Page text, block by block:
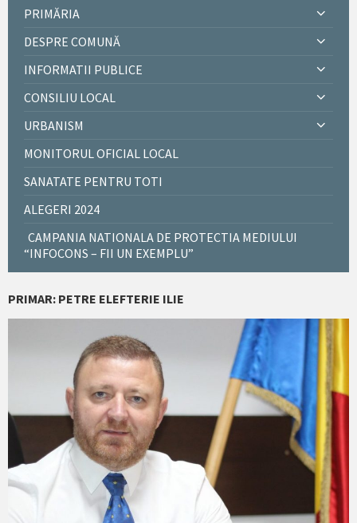
PRIMĂRIA
DESPRE COMUNĂ
INFORMATII PUBLICE
CONSILIU LOCAL
URBANISM
MONITORUL OFICIAL LOCAL
SANATATE PENTRU TOTI
ALEGERI 2024
CAMPANIA NATIONALA DE PROTECTIA MEDIULUI
“INFOCONS – FII UN EXEMPLU”
PRIMAR: PETRE ELEFTERIE ILIE